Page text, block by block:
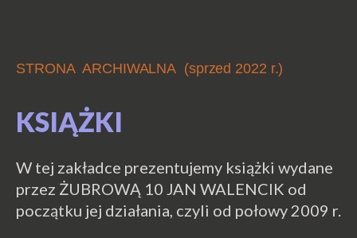
STRONA ARCHIWALNA (sprzed 2022 r.)
KSIĄŻKI
W tej zakładce prezentujemy książki wydane
przez ŻUBROWĄ 10 JAN WALENCIK od
początku jej działania, czyli od połowy 2009 r.